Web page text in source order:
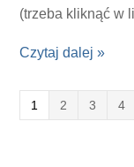
(trzeba kliknąć w
Czytaj dalej »
1 2 3 4